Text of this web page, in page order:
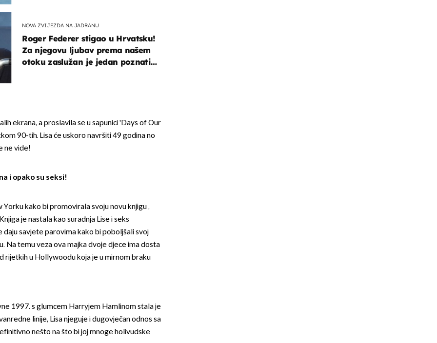
NOVA ZVIJEZDA NA JADRANU
Roger Federer stigao u Hrvatsku!
Za njegovu ljubav prema našem
otoku zaslužan je jedan poznati
ekrana, a proslavila se u sapunici 'Days of Our
90-tih. Lisa će uskoro navršiti 49 godina no
ne vide!
i opako su seksi!
Yorku kako bi promovirala svoju novu knjigu ,
je nastala kao suradnja Lise i seks
savjete parovima kako bi poboljšali svoj
Na temu veza ova majka dvoje djece ima dosta
rijetkih u Hollywoodu koja je u mirnom braku
1997. s glumcem Harryjem Hamlinom stala je
linije, Lisa njeguje i dugovječan odnos sa
nešto na što bi joj mnoge holivudske
OMOGUĆI OBAVIJESTI